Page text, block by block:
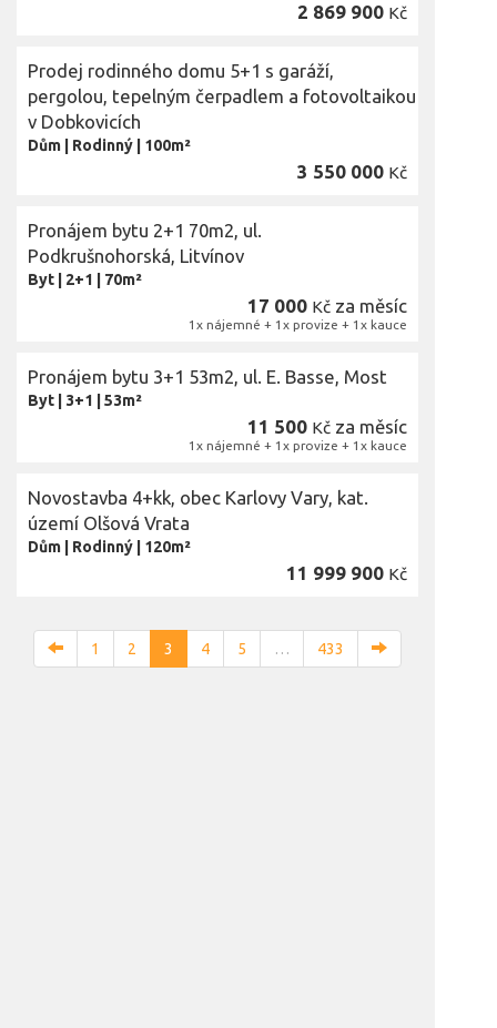
2 869 900 Kč
Prodej rodinného domu 5+1 s garáží,
pergolou, tepelným čerpadlem a fotovoltaikou
v Dobkovicích
Dům Rodinný 100m²
3 550 000 Kč
Pronájem bytu 2+1 70m2, ul.
Podkrušnohorská, Litvínov
Byt 2+1 70m²
17 000 Kč za měsíc
1x nájemné + 1x provize + 1x kauce
Pronájem bytu 3+1 53m2, ul. E. Basse, Most
Byt 3+1 53m²
11 500 Kč za měsíc
1x nájemné + 1x provize + 1x kauce
Novostavba 4+kk, obec Karlovy Vary, kat.
území Olšová Vrata
Dům Rodinný 120m²
11 999 900 Kč
1 2 3 4 5 … 433